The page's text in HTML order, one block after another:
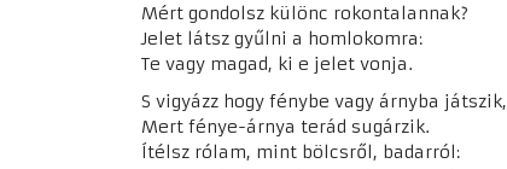
Mért gondolsz különc rokontalannak?
Jelet látsz gyűlni a homlokomra:
Te vagy magad, ki e jelet vonja.
S vigyázz hogy fénybe vagy árnyba játszik,
Mert fénye-árnya terád sugárzik.
Ítélsz rólam, mint bölcsről, badarról: